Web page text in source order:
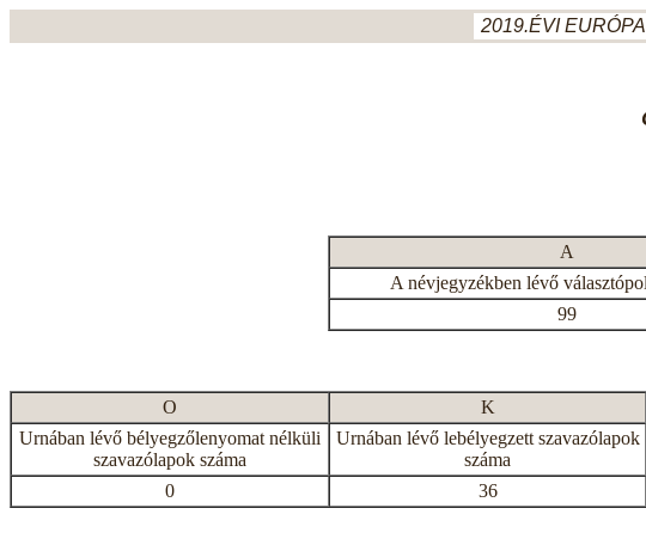
2019.ÉVI
A
A névjegyzékben lévő
99
O K
Urnában lévő bélyegzőlenyomat nélküli
szavazólapok száma
Urnában lévő lebélyegzett szavazólapok
száma
0 36